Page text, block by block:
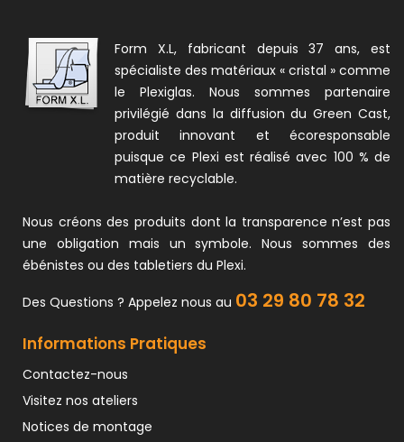
Form X.L, fabricant depuis 37 ans, est
spécialiste des matériaux « cristal » comme
le Plexiglas. Nous sommes partenaire
privilégié dans la diffusion du Green Cast,
produit innovant et écoresponsable
puisque ce Plexi est réalisé avec 100 % de
matière recyclable.
Nous créons des produits dont la transparence n’est pas
une obligation mais un symbole. Nous sommes des
ébénistes ou des tabletiers du Plexi.
Des Questions ? Appelez nous au 03 29 80 78 32
Informations Pratiques
Contactez-nous
Visitez nos ateliers
Notices de montage